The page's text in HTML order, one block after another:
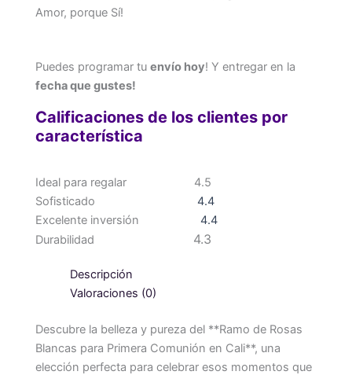
Amor, porque Sí!
Puedes programar tu envío hoy! Y entregar en la
fecha que gustes!
Calificaciones de los clientes por
característica
Ideal para regalar
4.5
Sofisticado
4.4
Excelente inversión
4.4
Durabilidad
4.3
Descripción
Valoraciones (0)
Descubre la belleza y pureza del **Ramo de Rosas
Blancas para Primera Comunión en Cali**, una
elección perfecta para celebrar esos momentos que